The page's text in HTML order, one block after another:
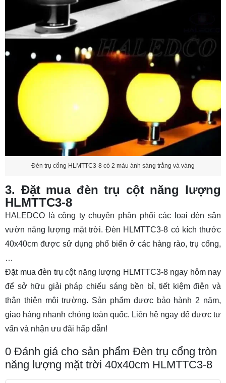
Đèn trụ cổng HLMTTC3-8 có 2 màu ánh sáng trắng và vàng
3. Đặt mua đèn trụ cột năng lượng
HLMTTC3-8
HALEDCO là công ty chuyên phân phối các loại đèn sân
vườn năng lượng mặt trời. Đèn HLMTTC3-8 có kích thước
40x40cm được sử dụng phổ biến ở các hàng rào, trụ cổng,
…
Đặt mua đèn trụ cột năng lượng HLMTTC3-8 ngay hôm nay
để sở hữu giải pháp chiếu sáng bền bỉ, tiết kiệm điện và
thân thiện môi trường. Sản phẩm được bảo hành 2 năm,
giao hàng nhanh chóng toàn quốc. Liên hệ ngay để được tư
vấn và nhận ưu đãi hấp dẫn!
0 Đánh giá cho sản phẩm Đèn trụ cổng tròn
năng lượng mặt trời 40x40cm HLMTTC3-8